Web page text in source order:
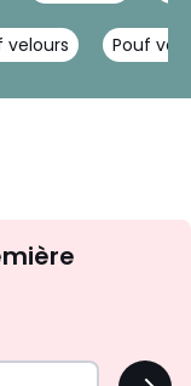
velours Pouf vert
OK